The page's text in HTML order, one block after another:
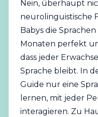
Nein, überhaupt
neurolinguistische
Babys die
Monaten perfekt
dass jeder
Sprache bleibt. In
Guide nur eine
lernen, mit jeder
interagieren. Zu